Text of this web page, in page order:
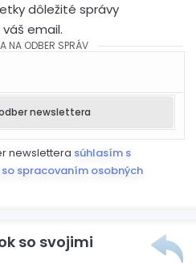
dôležité správy
email.
NA ODBER SPRÁV
newslettera
newslettera súhlasím s
spracovaním osobných
so svojimi